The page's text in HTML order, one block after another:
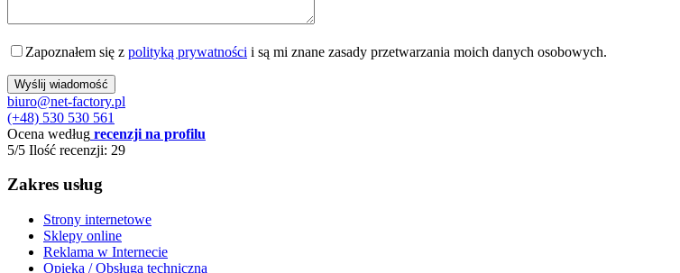
Zapoznałem się z polityką prywatności i są mi znane zasady przetwarzania moich danych osobowych.
biuro@net-factory.pl
(+48) 530 530 561
Ocena według recenzji na profilu
5/5 Ilość recenzji: 29
Zakres usług
Strony internetowe
Sklepy online
Reklama w Internecie
Opieka / Obsługa techniczna